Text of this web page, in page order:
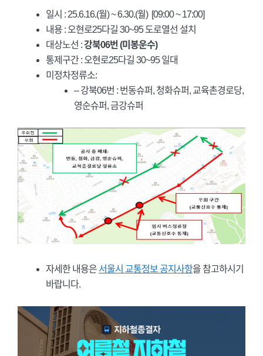
일시 : 25.6.16.(월) ~ 6.30.(월) [09:00 ~ 17:00]
내용 : 오현로25다길 30~95 도로열선 설치
대상노선 :강북06번 (미봉운수)
통제구간 : 오현로25다길 30~95 일대
미정차정류소:
– 강북06번 : 번동슈퍼, 청화슈퍼, 교육촌경로당,
영순슈퍼, 금강슈퍼
자세한 내용은 서울시 교통정보 공지사항을 참고하시기
바랍니다.